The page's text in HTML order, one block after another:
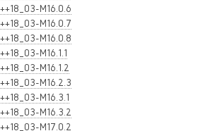
M16.0.6
M16.0.7
M16.0.8
M16.1.1
M16.1.2
M16.2.3
M16.3.1
M16.3.2
M17.0.2